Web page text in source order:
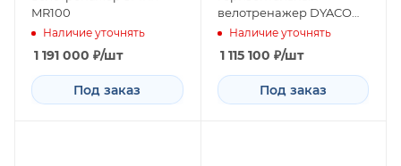
MR100
Наличие уточнять
1 191 000 ₽/шт
Под заказ
велотренажер DYACO
Medical 8.5R
Наличие уточнять
1 115 100 ₽/шт
Под заказ